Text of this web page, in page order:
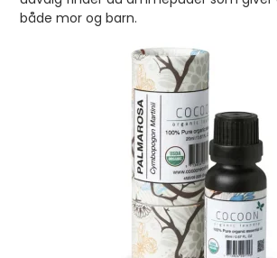
både mor og barn.